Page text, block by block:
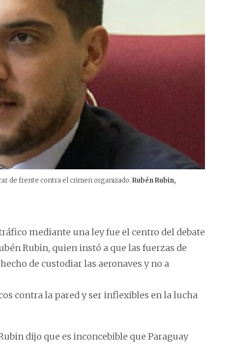
de frente contra el crimen organizado. Rubén Rubin,
mediante una ley fue el centro del debate
Rubin, quien instó a que las fuerzas de
de custodiar las aeronaves y no a
contra la pared y ser inflexibles en la lucha
dijo que es inconcebible que Paraguay